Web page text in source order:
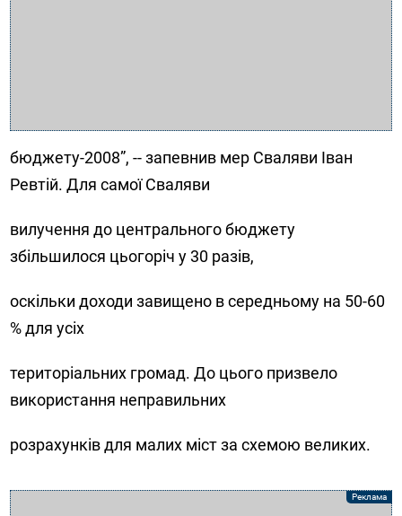
бюджету-2008”, -- запевнив мер Сваляви Іван
Ревтій. Для самої Сваляви
вилучення до центрального бюджету
збільшилося цьогоріч у 30 разів,
оскільки доходи завищено в середньому на 50-60
% для усіх
територіальних громад. До цього призвело
використання неправильних
розрахунків для малих міст за схемою великих.